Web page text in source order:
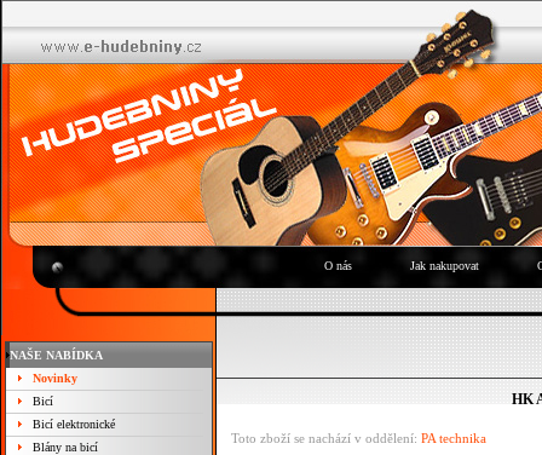
O nás Jak nakupovat
NAŠE NABÍDKA
Novinky
Bicí
Bicí elektronické
Blány na bicí
HK
Toto zboží se nachází v oddělení: PA technika